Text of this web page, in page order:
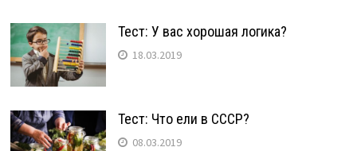
Тест: У вас хорошая логика?
18.03.2019
Тест: Что ели в СССР?
08.03.2019